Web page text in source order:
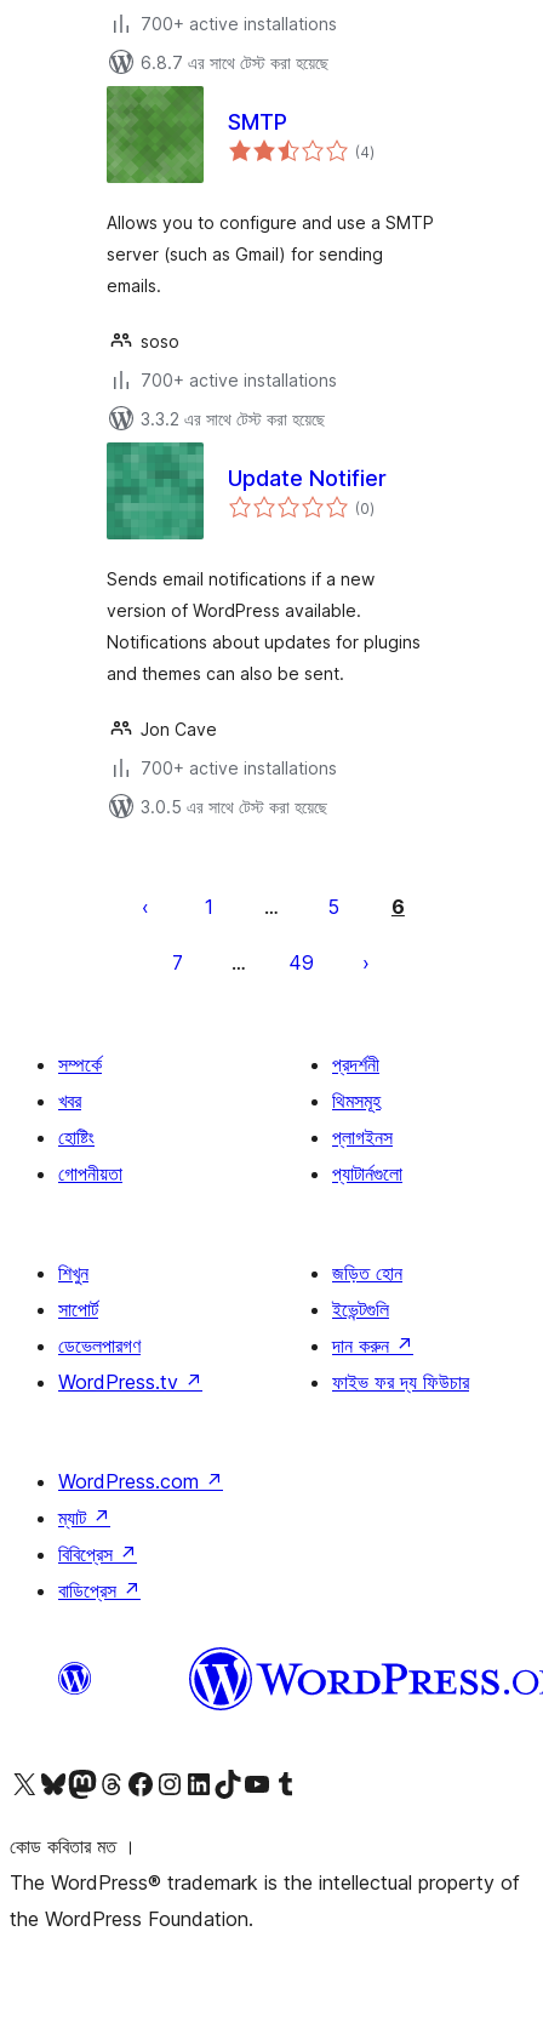
700+ active installations
6.8.7 এর সাথে টেস্ট করা হয়েছে
SMTP
(4total
ratings
)
Allows you to configure and use a SMTP
server (such as Gmail) for sending
emails.
soso
700+ active installations
3.3.2 এর সাথে টেস্ট করা হয়েছে
Update Notifier
(0total
ratings
)
Sends email notifications if a new
version of WordPress available.
Notifications about updates for plugins
and themes can also be sent.
Jon Cave
700+ active installations
3.0.5 এর সাথে টেস্ট করা হয়েছে
পেজিনেশন
1 … 5 6
7 … 49
সম্পর্কে
খবর
হোষ্টিং
গোপনীয়তা
প্রদর্শনী
থিমসমূহ
প্লাগইনস
প্যাটার্নগুলো
শিখুন
সাপোর্ট
ডেভেলপারগণ
WordPress.tv ↗
জড়িত হোন
ইভেন্টগুলি
দান করুন ↗
ফাইভ ফর দ্য ফিউচার
WordPress.com ↗
ম্যাট ↗
বিবিপ্রেস ↗
বাডিপ্রেস ↗
আমাদের X (আগের টুইটার) অ্যাকাউন্টে যানআমাদের Bluesky অ্যাকাউন্টটি দেখুনআমাদের মাস্টোডন অ্যাকাউন্টটি দেখুনআমাদের থ্রেডস অ্যাকাউন্টটি দেখুনআমাদের ফেসবুক পেজ দেখুনআমাদের ইন্সটাগ্রাম অ্যাকাউন্ট দেখুনআমাদের লিঙ্কডইন অ্যাকাউন্টে যানআমাদের TikTok অ্যাকাউন্টটি দেখুনআমাদের ইউটিউব চ্যানেলে যান আমাদের টাম্বলার অ্যাকাউন্ট দেখুন
কোড কবিতার মত ।
The WordPress® trademark is the intellectual property of
the WordPress Foundation.